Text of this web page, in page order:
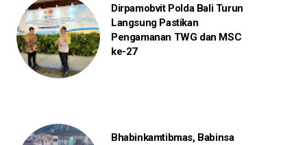
Dirpamobvit Polda Bali Turun
Langsung Pastikan
Pengamanan TWG dan MSC
ke-27
Bhabinkamtibmas, Babinsa